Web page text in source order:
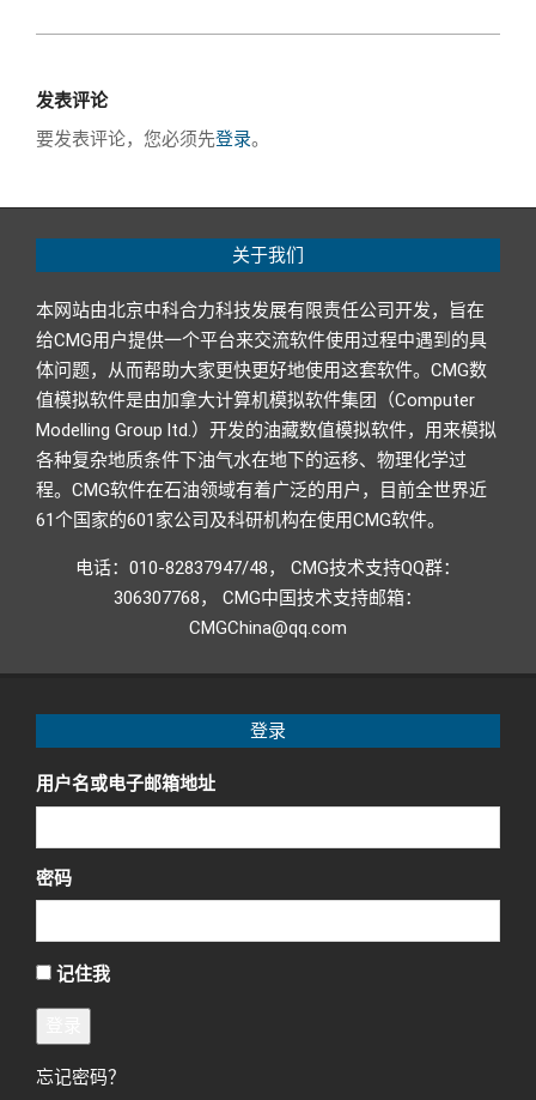
发表评论
要发表评论，您必须先登录。
关于我们
本网站由北京中科合力科技发展有限责任公司开发，旨在
给CMG用户提供一个平台来交流软件使用过程中遇到的具
体问题，从而帮助大家更快更好地使用这套软件。CMG数
值模拟软件是由加拿大计算机模拟软件集团（Computer
Modelling Group ltd.）开发的油藏数值模拟软件，用来模拟
各种复杂地质条件下油气水在地下的运移、物理化学过
程。CMG软件在石油领域有着广泛的用户，目前全世界近
61个国家的601家公司及科研机构在使用CMG软件。
电话：010-82837947/48， CMG技术支持QQ群：
306307768， CMG中国技术支持邮箱：
CMGChina@qq.com
登录
用户名或电子邮箱地址
密码
记住我
忘记密码？